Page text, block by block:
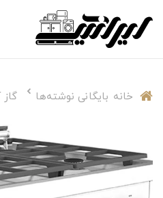
خانه بایگانی نوشته‌ها گاز